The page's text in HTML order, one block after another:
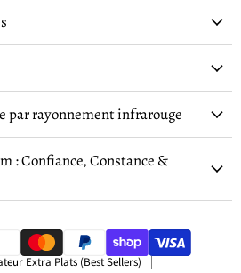
par rayonnement infrarouge
: Confiance, Constance &
Extra Plats (Best Sellers)